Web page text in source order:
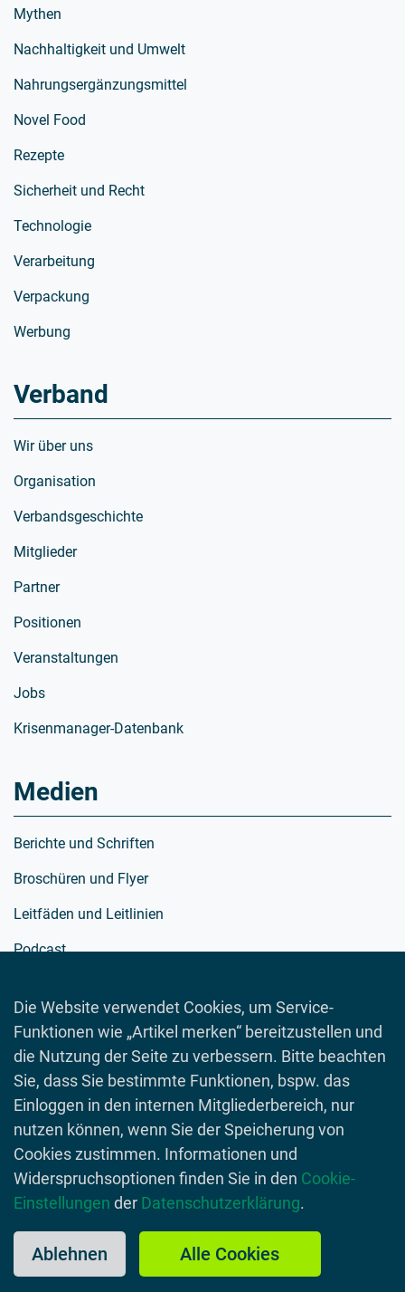
Die Website verwendet Cookies, um Service-
Funktionen wie „Artikel merken“ bereitzustellen und
die Nutzung der Seite zu verbessern. Bitte beachten
Sie, dass Sie bestimmte Funktionen, bspw. das
Einloggen in den internen Mitgliederbereich, nur
nutzen können, wenn Sie der Speicherung von
Cookies zustimmen. Informationen und
Widerspruchsoptionen finden Sie in den Cookie-
Einstellungen der Datenschutzerklärung.
Ablehnen Alle Cookies
Mythen
Nachhaltigkeit und Umwelt
Nahrungsergänzungsmittel
Novel Food
Rezepte
Sicherheit und Recht
Technologie
Verarbeitung
Verpackung
Werbung
Verband
Wir über uns
Organisation
Verbandsgeschichte
Mitglieder
Partner
Positionen
Veranstaltungen
Jobs
Krisenmanager-Datenbank
Medien
Berichte und Schriften
Broschüren und Flyer
Leitfäden und Leitlinien
Podcast
Spielewelt
Toolboxen
Videos
© 2026 Lebensmittelverband Deutschland
Impressum
Datenschutzerklärung Kontakt